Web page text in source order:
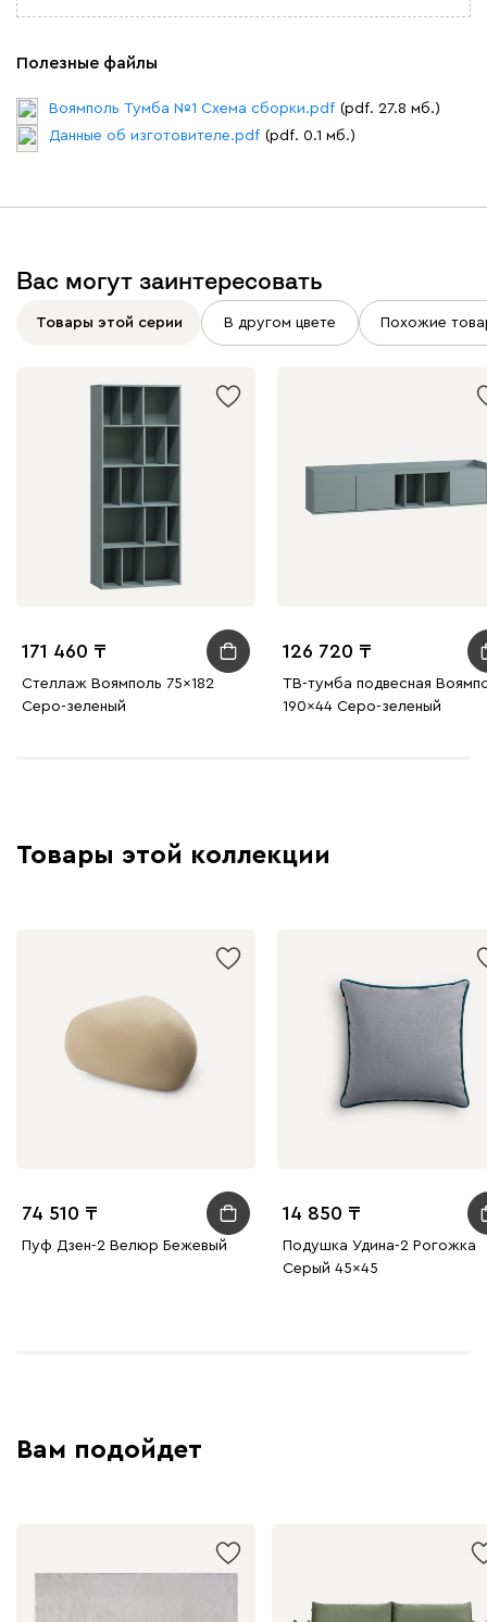
Полезные файлы
Воямполь Тумба №1 Схема сборки.pdf (pdf. 27.8 мб.)
Данные об изготовителе.pdf (pdf. 0.1 мб.)
Вас могут заинтересовать
Товары этой серии В другом цвете Похожие
171 460
Стеллаж Воямполь 75x182
Серо-зеленый
126 720
ТВ-тумба подвесная
190x44 Серо-зеленый
Товары этой коллекции
74 510
Пуф Дзен-2 Велюр Бежевый
14 850
Подушка Удина-2 Рогожка
Серый 45x45
Вам подойдет